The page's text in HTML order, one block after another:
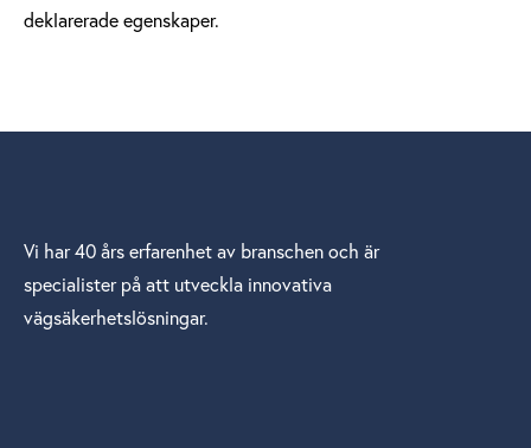
deklarerade egenskaper.
Vi har 40 års erfarenhet av branschen och är
specialister på att utveckla innovativa
vägsäkerhetslösningar.